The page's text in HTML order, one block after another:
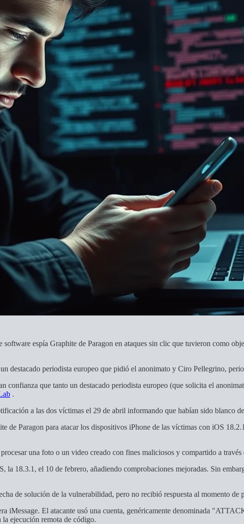
espía Graphite de Paragon en ataques sin clic que tuvieron como
destacado periodista europeo que pidió el anonimato y Ciro Pellegrino,
confianza que tanto un destacado periodista europeo (que solicita el
.
a las dos víctimas el 29 de abril informando que habían sido blanco
de Paragon para atacar los dispositivos iPhone de las víctimas con iOS
una foto o un video creado con fines maliciosos y compartido a través
18.3.1, el 10 de febrero, añadiendo comprobaciones mejoradas. Sin
de solución de la vulnerabilidad, pero no recibió respuesta al momento de
iMessage. El atacante usó una cuenta, genéricamente denominada
ejecución remota de código.